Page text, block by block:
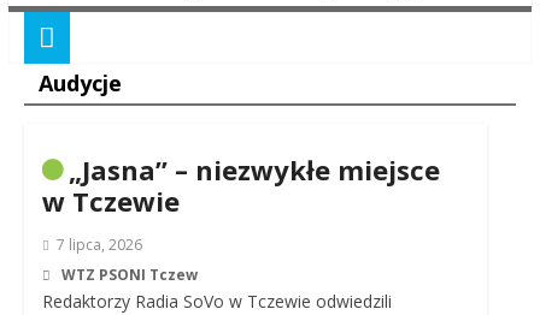
Audycje
„Jasna” – niezwykłe miejsce
w Tczewie
7 lipca, 2026
WTZ PSONI Tczew
Redaktorzy Radia SoVo w Tczewie odwiedzili